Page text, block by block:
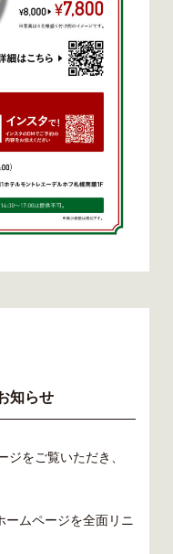
知らせ
ジをご覧いただき、
ームページを全面リニ